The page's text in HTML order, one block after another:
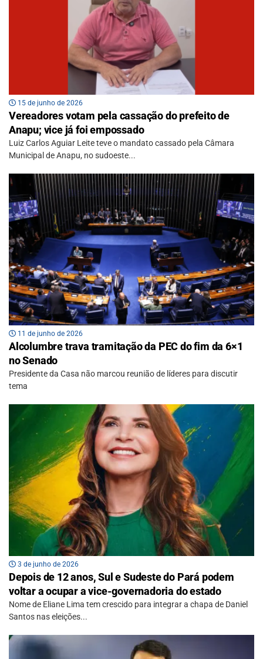
15 de junho de 2026
Vereadores votam pela cassação do prefeito de
Anapu; vice já foi empossado
Luiz Carlos Aguiar Leite teve o mandato cassado pela Câmara
Municipal de Anapu, no sudoeste...
11 de junho de 2026
Alcolumbre trava tramitação da PEC do fim da 6×1
no Senado
Presidente da Casa não marcou reunião de líderes para discutir
tema
3 de junho de 2026
Depois de 12 anos, Sul e Sudeste do Pará podem
voltar a ocupar a vice-governadoria do estado
Nome de Eliane Lima tem crescido para integrar a chapa de Daniel
Santos nas eleições...